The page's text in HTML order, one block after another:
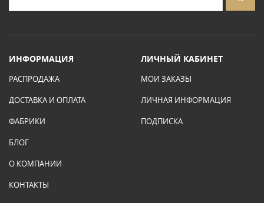
ИНФОРМАЦИЯ
РАСПРОДАЖА
ДОСТАВКА И ОПЛАТА
ФАБРИКИ
БЛОГ
О КОМПАНИИ
КОНТАКТЫ
ЛИЧНЫЙ КАБИНЕТ
МОИ ЗАКАЗЫ
ЛИЧНАЯ ИНФОРМАЦИЯ
ПОДПИСКА